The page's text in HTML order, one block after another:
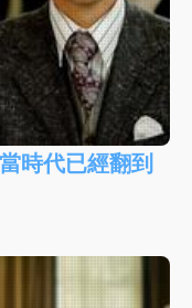
時代已經翻到